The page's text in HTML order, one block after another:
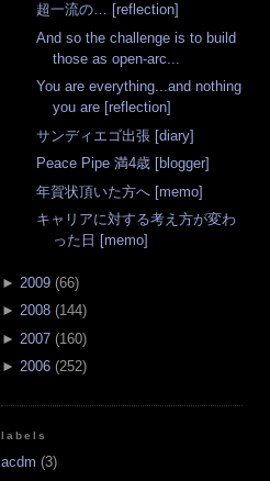
超一流の… [reflection]
And so the challenge is to build
those as open-arc...
You are everything...and nothing
you are [reflection]
サンディエゴ出張 [diary]
Peace Pipe 満4歳 [blogger]
年賀状頂いた方へ [memo]
キャリアに対する考え方が変わ
った日 [memo]
► 2009 (66)
► 2008 (144)
► 2007 (160)
► 2006 (252)
labels
acdm (3)